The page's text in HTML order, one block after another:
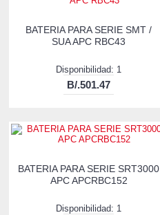
BATERIA PARA SERIE SMT /
SUA APC RBC43
Disponibilidad: 1
B/.501.47
BATERIA PARA SERIE SRT3000
APC APCRBC152
Disponibilidad: 1